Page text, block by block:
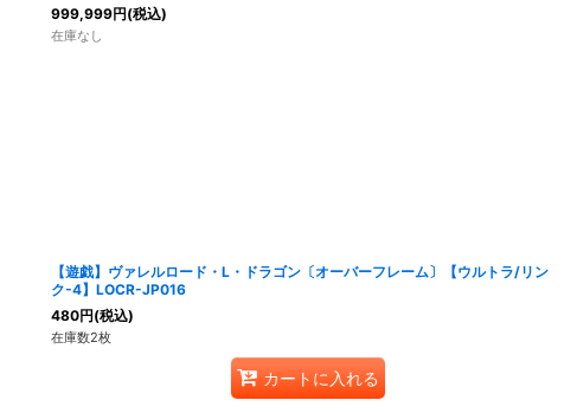
999,999円(税込)
在庫なし
【遊戯】ヴァレルロード・L・ドラゴン〔オーバーフレーム〕【ウルトラ/リン
ク-4】LOCR-JP016
480円(税込)
在庫数2枚
カートに入れる